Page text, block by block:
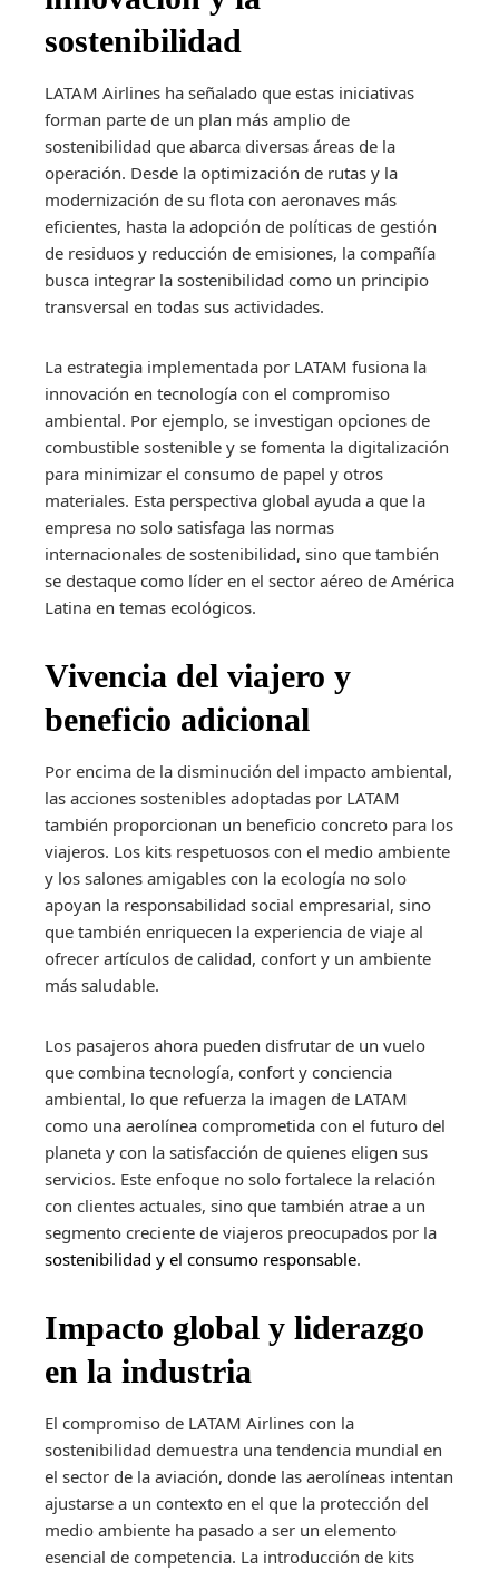
sostenibilidad
LATAM Airlines ha señalado que estas iniciativas
forman parte de un plan más amplio de
sostenibilidad que abarca diversas áreas de la
operación. Desde la optimización de rutas y la
modernización de su flota con aeronaves más
eficientes, hasta la adopción de políticas de gestión
de residuos y reducción de emisiones, la compañía
busca integrar la sostenibilidad como un principio
transversal en todas sus actividades.
La estrategia implementada por LATAM fusiona la
innovación en tecnología con el compromiso
ambiental. Por ejemplo, se investigan opciones de
combustible sostenible y se fomenta la digitalización
para minimizar el consumo de papel y otros
materiales. Esta perspectiva global ayuda a que la
empresa no solo satisfaga las normas
internacionales de sostenibilidad, sino que también
se destaque como líder en el sector aéreo de América
Latina en temas ecológicos.
Vivencia del viajero y
beneficio adicional
Por encima de la disminución del impacto ambiental,
las acciones sostenibles adoptadas por LATAM
también proporcionan un beneficio concreto para los
viajeros. Los kits respetuosos con el medio ambiente
y los salones amigables con la ecología no solo
apoyan la responsabilidad social empresarial, sino
que también enriquecen la experiencia de viaje al
ofrecer artículos de calidad, confort y un ambiente
más saludable.
Los pasajeros ahora pueden disfrutar de un vuelo
que combina tecnología, confort y conciencia
ambiental, lo que refuerza la imagen de LATAM
como una aerolínea comprometida con el futuro del
planeta y con la satisfacción de quienes eligen sus
servicios. Este enfoque no solo fortalece la relación
con clientes actuales, sino que también atrae a un
segmento creciente de viajeros preocupados por la
sostenibilidad y el consumo responsable.
Impacto global y liderazgo
en la industria
El compromiso de LATAM Airlines con la
sostenibilidad demuestra una tendencia mundial en
el sector de la aviación, donde las aerolíneas intentan
ajustarse a un contexto en el que la protección del
medio ambiente ha pasado a ser un elemento
esencial de competencia. La introducción de kits